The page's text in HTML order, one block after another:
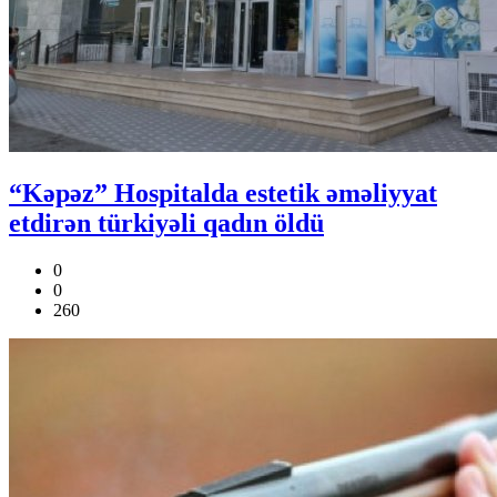
“Kəpəz” Hospitalda estetik əməliyyat
etdirən türkiyəli qadın öldü
0
0
260